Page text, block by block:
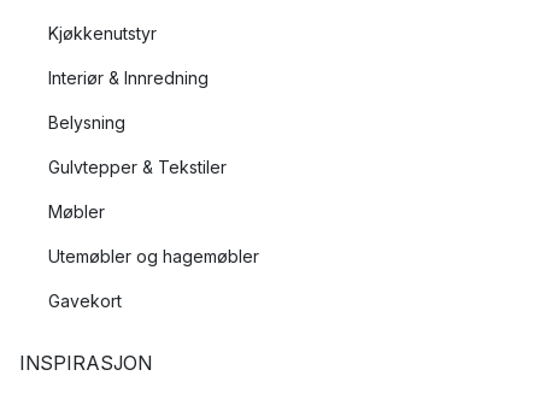
Kjøkkenutstyr
Interiør & Innredning
Belysning
Gulvtepper & Tekstiler
Møbler
Utemøbler og hagemøbler
Gavekort
INSPIRASJON